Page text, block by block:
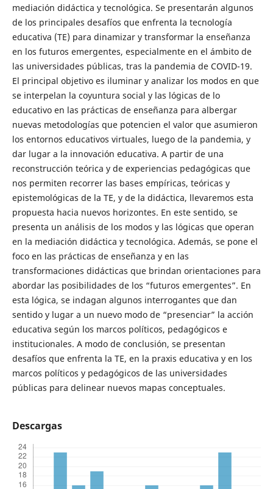
mediación didáctica y tecnológica. Se presentarán algunos
de los principales desafíos que enfrenta la tecnología
educativa (TE) para dinamizar y transformar la enseñanza
en los futuros emergentes, especialmente en el ámbito de
las universidades públicas, tras la pandemia de COVID-19.
El principal objetivo es iluminar y analizar los modos en que
se interpelan la coyuntura social y las lógicas de lo
educativo en las prácticas de enseñanza para albergar
nuevas metodologías que potencien el valor que asumieron
los entornos educativos virtuales, luego de la pandemia, y
dar lugar a la innovación educativa. A partir de una
reconstrucción teórica y de experiencias pedagógicas que
nos permiten recorrer las bases empíricas, teóricas y
epistemológicas de la TE, y de la didáctica, llevaremos esta
propuesta hacia nuevos horizontes. En este sentido, se
presenta un análisis de los modos y las lógicas que operan
en la mediación didáctica y tecnológica. Además, se pone el
foco en las prácticas de enseñanza y en las
transformaciones didácticas que brindan orientaciones para
abordar las posibilidades de los “futuros emergentes”. En
esta lógica, se indagan algunos interrogantes que dan
sentido y lugar a un nuevo modo de “presenciar” la acción
educativa según los marcos políticos, pedagógicos e
institucionales. A modo de conclusión, se presentan
desafíos que enfrenta la TE, en la praxis educativa y en los
marcos políticos y pedagógicos de las universidades
públicas para delinear nuevos mapas conceptuales.
Descargas